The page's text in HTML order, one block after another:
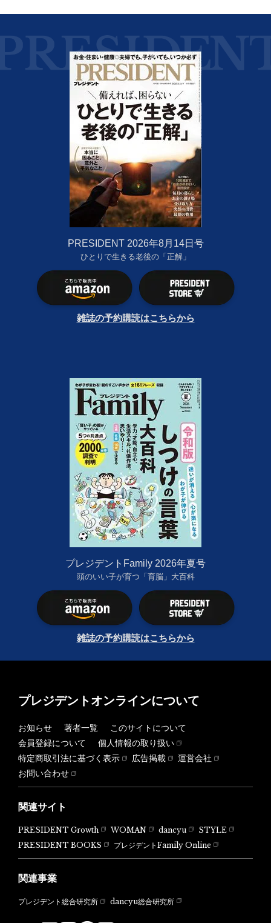
PRESIDENT 2026年8月14日号
ひとりで生きる老後の「正解」
雑誌の予約購読はこちらから
プレジデントFamily 2026年夏号
頭のいい子が育つ「育脳」大百科
雑誌の予約購読はこちらから
プレジデントオンラインについて
お知らせ 著者一覧
このサイトについて
会員登録について
個人情報の取り扱い
特定商取引法に基づく表示
広告掲載
運営会社
お問い合わせ
関連サイト
PRESIDENT Growth WOMAN dancyu
STYLE
PRESIDENT BOOKS
プレジデントFamily Online
関連事業
プレジデント総合研究所 dancyu総合研究所